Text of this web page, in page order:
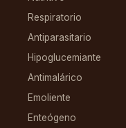
Respiratorio
Antiparasitario
Hipoglucemiante
Antimalárico
Emoliente
Enteógeno